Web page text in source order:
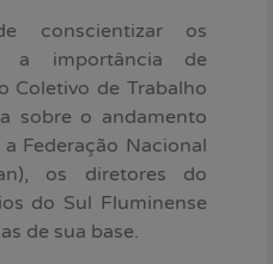
conscientizar os
a importância de
Coletivo de Trabalho
sobre o andamento
Federação Nacional
os diretores do
do Sul Fluminense
de sua base.